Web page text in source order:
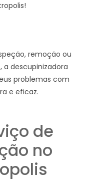
remoção ou
a descupinizadora
problemas com
e eficaz.
de
no